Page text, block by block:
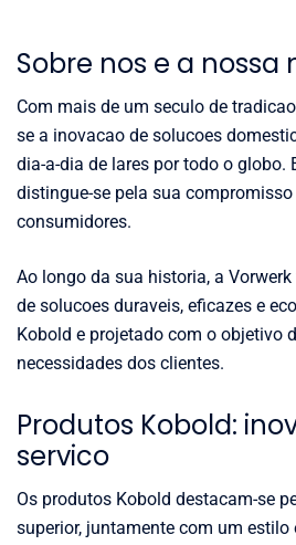
Sobre nos e a nossa
Com mais de um seculo de
se a inovacao de solucoes
dia-a-dia de lares por todo o globo.
distingue-se pela sua
consumidores.
Ao longo da sua historia, a
de solucoes duraveis, eficazes e
Kobold e projetado com o objetivo
necessidades dos clientes.
Produtos Kobold:
servico
Os produtos Kobold destacam-se
superior, juntamente com um